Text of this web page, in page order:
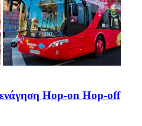
Hop-on Hop-off